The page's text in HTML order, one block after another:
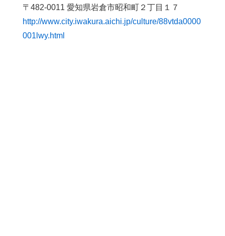
〒482-0011 愛知県岩倉市昭和町２丁目１７
http://www.city.iwakura.aichi.jp/culture/88vtda0000
001lwy.html